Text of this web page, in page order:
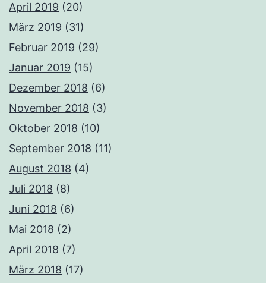
April 2019 (20)
März 2019 (31)
Februar 2019 (29)
Januar 2019 (15)
Dezember 2018 (6)
November 2018 (3)
Oktober 2018 (10)
September 2018 (11)
August 2018 (4)
Juli 2018 (8)
Juni 2018 (6)
Mai 2018 (2)
April 2018 (7)
März 2018 (17)